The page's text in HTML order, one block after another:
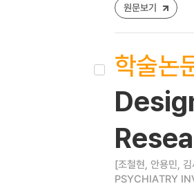
원문보기
학술논
[조철현, 안용민,
PSYCHIATRY